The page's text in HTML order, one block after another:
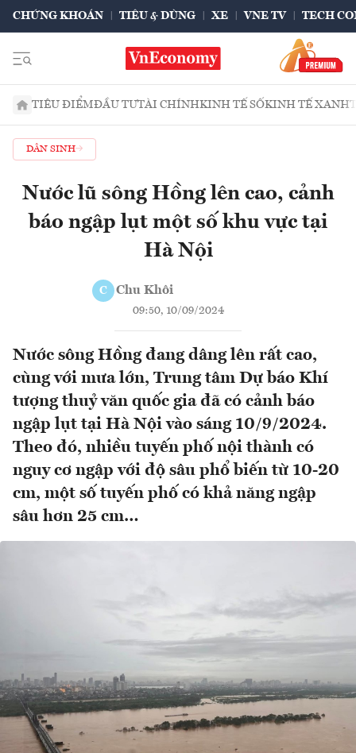
CHỨNG KHOÁN TIÊU & DÙNG XE VNE TV TECH
TIÊU ĐIỂMĐẦU TƯTÀI CHÍNHKINH TẾ SỐKINH TẾ XANH
DÂN SINH
Nước lũ sông Hồng lên cao, cảnh
báo ngập lụt một số khu vực tại
Hà Nội
C Chu Khôi
09:50, 10/09/2024
Nước sông Hồng đang dâng lên rất cao,
cùng với mưa lớn, Trung tâm Dự báo Khí
tượng thuỷ văn quốc gia đã có cảnh báo
ngập lụt tại Hà Nội vào sáng 10/9/2024.
Theo đó, nhiều tuyến phố nội thành có
nguy cơ ngập với độ sâu phổ biến từ 10-20
cm, một số tuyến phố có khả năng ngập
sâu hơn 25 cm…